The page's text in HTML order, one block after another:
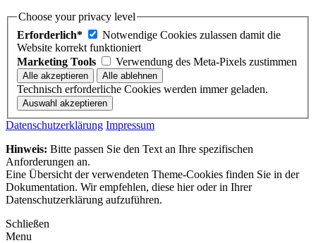
Choose your privacy level
Erforderlich*
Notwendige Cookies zulassen damit die
Website korrekt funktioniert
Marketing Tools
Verwendung des Meta-Pixels zustimmen
Technisch erforderliche Cookies werden immer geladen.
Datenschutzerklärung Impressum
Hinweis: Bitte passen Sie den Text an Ihre spezifischen
Anforderungen an.
Eine Übersicht der verwendeten Theme-Cookies finden Sie in der
Dokumentation. Wir empfehlen, diese hier oder in Ihrer
Datenschutzerklärung aufzuführen.
Schließen
Menu